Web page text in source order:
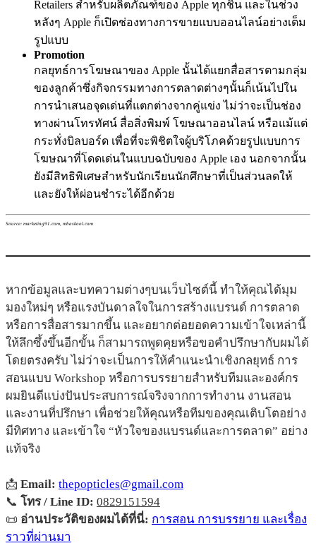
Retailers สำหรับผลิตภัณฑ์ของ Apple ทุกชิ้น และในช่วง
หลังๆ Apple ก็เปิดช่องทางการขายแบบออนไลน์อย่างเต็ม
รูปแบบ
Promotion
กลยุทธ์การโฆษณาของ Apple นั้นได้แยกสื่อสารตามกลุ่ม
ของลูกค้าซึ่งกิจกรรมทางการตลาดต่างๆนั้นก็เน้นไปใน
การนำเสนอจุดเด่นที่แตกต่างจากคู่แข่ง ไม่ว่าจะเป็นช่อง
ทางผ่านโทรทัศน์ สื่อสิ่งพิมพ์ โฆษณาออนไลน์ หรือแม้แต่
กระทั่งบิลบอร์ด เพื่อที่จะพิชิตใจผู้บริโภคด้วยรูปแบบการ
โฆษณาที่โดดเด่นในแบบฉบับของ Apple เอง นอกจากนั้น
ยังมีสิทธิพิเศษสำหรับนักเรียนนักศึกษาที่เป็นส่วนลดให้
และยังให้ผ่อนชำระได้อีกด้วย
Source: marketing91.com, mbaskool.com
หากข้อมูลและบทความต่างๆบนเว็บไซต์นี้ ทำให้คุณได้มุม
มองใหม่ๆ หรือแรงบันดาลใจในการสร้างแบรนด์ การตลาด
หรือการสื่อสารมากขึ้น และอยากต่อยอดความเข้าใจเหล่านี้
ให้ลึกซึ้งขึ้นอีกขั้น ก็สามารถพูดคุยหรือขอคำปรึกษากับผมได้
โดยตรงครับ ไม่ว่าจะเป็นการให้คำแนะนำเชิงกลยุทธ์ การ
สอนแบบ Workshop หรือการบรรยายสำหรับทีมและองค์กร
ผมยินดีแบ่งปันประสบการณ์จริงจากการทำงาน งานสอน
และงานที่ปรึกษา เพื่อช่วยให้คุณหรือทีมของคุณเติบโตอย่าง
มีทิศทาง และเข้าใจ “หัวใจของแบรนด์และการตลาด” อย่าง
แท้จริง
📩 Email: thepopticles@gmail.com
📞 โทร / Line ID: 0829151594
📜 อ่านประวัติของผมได้ที่นี่: การสอน การบรรยาย และเรื่อง
ราวที่ผ่านมา